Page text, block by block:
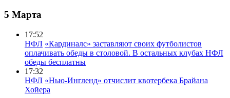
5 Марта
17:52
НФЛ «Кардиналс» заставляют своих футболистов
оплачивать обеды в столовой. В остальных клубах НФЛ
обеды бесплатны
17:32
НФЛ «Нью-Ингленд» отчислит квотербека Брайана
Хойера